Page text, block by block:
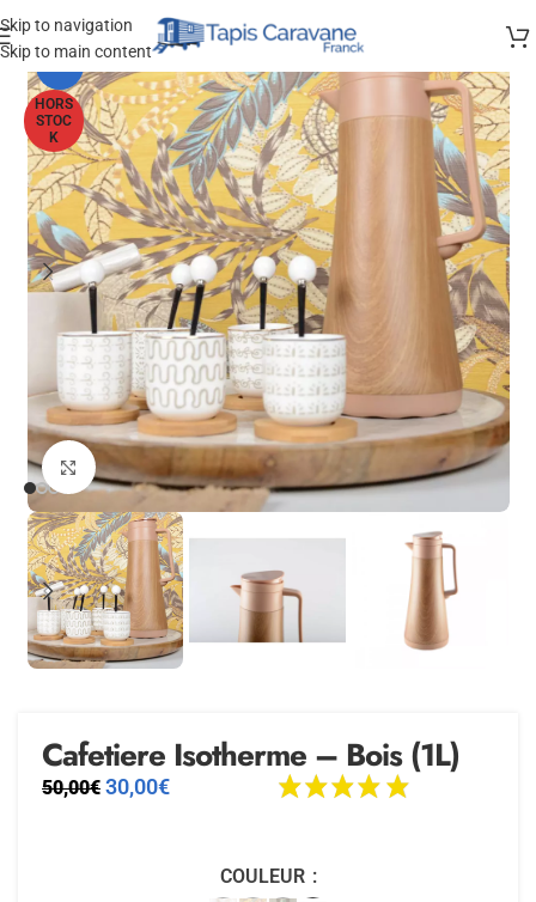
Skip to navigation
Skip to main content
HORS
STOC
K
Agrandir
Cafetiere Isotherme – Bois (1L)
50,00€ 30,00€
COULEUR